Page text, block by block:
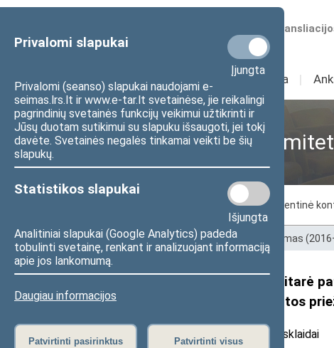
Privalomi slapukai
Įjungta
Privalomi (seanso) slapukai naudojami e-
seimas.lrs.lt ir www.e-tar.lt svetainėse, jie reikalingi
pagrindinių svetainės funkcijų veikimui užtikrinti ir
Jūsų duotam sutikimui su slapuku išsaugoti, jei tokį
davėte. Svetainės negalės tinkamai veikti be šių
slapukų.
Statistikos slapukai
Išjungta
Analitiniai slapukai (Google Analytics) padeda
tobulinti svetainę, renkant ir analizuojant informaciją
apie jos lankomumą.
Daugiau informacijos
Patvirtinti pasirinktus Patvirtinti visus
Numatomos
Sudėtis Veikla I
Sveikatos reikalų
Posėdžiai Parlamentinė
Pradžia>Ankstesnės kadencijos XII Seimas
Sveikatos reikalų komitetas pritarė
patobulintam Psichikos sveikatos
2018 m. gruodžio 6 d. pranešimas žiniasklaidai